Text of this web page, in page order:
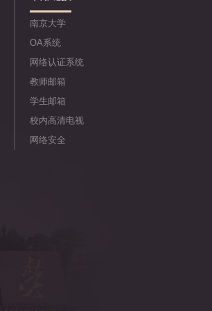
南京大学
OA系统
网络认证系统
教师邮箱
学生邮箱
校内高清电视
网络安全